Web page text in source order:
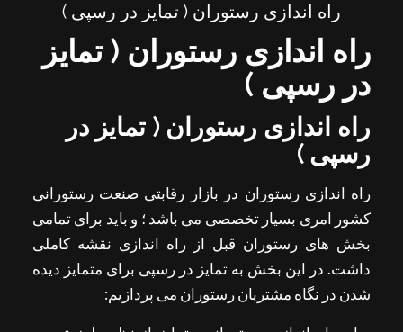
راه اندازی رستوران ( تمایز در رسپی )
راه اندازی رستوران ( تمایز
در رسپی )
راه اندازی رستوران ( تمایز در
رسپی )
راه اندازی رستوران در بازار رقابتی صنعت رستورانی
کشور امری بسیار تخصصی می باشد ؛ و باید برای تمامی
بخش های رستوران قبل از راه اندازی نقشه کاملی
داشت. در این بخش به تمایز در رسپی برای متمایز دیده
شدن در نگاه مشتریان رستوران می پردازیم: